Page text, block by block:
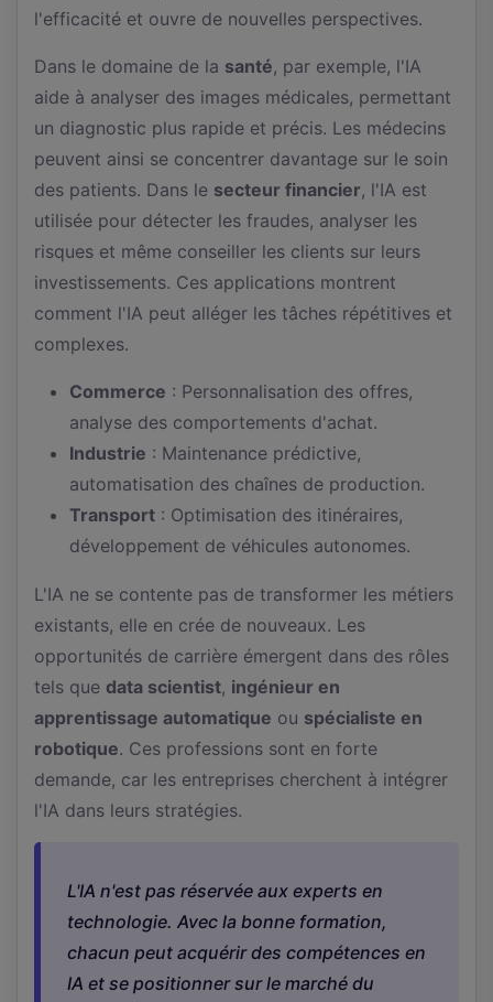
l'efficacité et ouvre de nouvelles perspectives.
Dans le domaine de la santé, par exemple, l'IA
aide à analyser des images médicales, permettant
un diagnostic plus rapide et précis. Les médecins
peuvent ainsi se concentrer davantage sur le soin
des patients. Dans le secteur financier, l'IA est
utilisée pour détecter les fraudes, analyser les
risques et même conseiller les clients sur leurs
investissements. Ces applications montrent
comment l'IA peut alléger les tâches répétitives et
complexes.
Commerce : Personnalisation des offres,
analyse des comportements d'achat.
Industrie : Maintenance prédictive,
automatisation des chaînes de production.
Transport : Optimisation des itinéraires,
développement de véhicules autonomes.
L'IA ne se contente pas de transformer les métiers
existants, elle en crée de nouveaux. Les
opportunités de carrière émergent dans des rôles
tels que data scientist, ingénieur en
apprentissage automatique ou spécialiste en
robotique. Ces professions sont en forte
demande, car les entreprises cherchent à intégrer
l'IA dans leurs stratégies.
L'IA n'est pas réservée aux experts en
technologie. Avec la bonne formation,
chacun peut acquérir des compétences en
IA et se positionner sur le marché du